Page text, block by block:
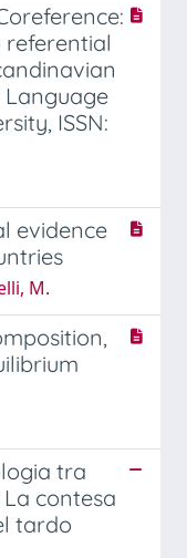
Language
ISSN:
evidence
M.
tra
contesa
tardo